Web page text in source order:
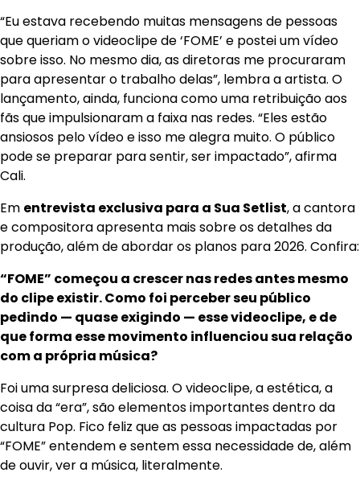
“Eu estava recebendo muitas mensagens de pessoas
que queriam o videoclipe de ‘FOME’ e postei um vídeo
sobre isso. No mesmo dia, as diretoras me procuraram
para apresentar o trabalho delas”, lembra a artista. O
lançamento, ainda, funciona como uma retribuição aos
fãs que impulsionaram a faixa nas redes. “Eles estão
ansiosos pelo vídeo e isso me alegra muito. O público
pode se preparar para sentir, ser impactado”, afirma
Cali.
Em entrevista exclusiva para a Sua Setlist, a cantora
e compositora apresenta mais sobre os detalhes da
produção, além de abordar os planos para 2026. Confira:
“FOME” começou a crescer nas redes antes mesmo
do clipe existir. Como foi perceber seu público
pedindo — quase exigindo — esse videoclipe, e de
que forma esse movimento influenciou sua relação
com a própria música?
Foi uma surpresa deliciosa. O videoclipe, a estética, a
coisa da “era”, são elementos importantes dentro da
cultura Pop. Fico feliz que as pessoas impactadas por
“FOME” entendem e sentem essa necessidade de, além
de ouvir, ver a música, literalmente.